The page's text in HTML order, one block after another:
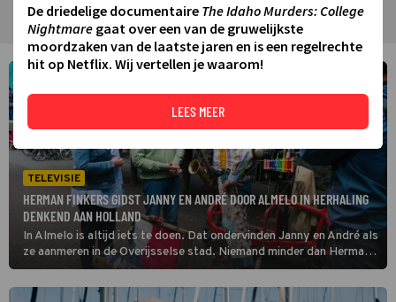
TELEVISIE
HERMAN FINKERS GIDST JANNY EN ANDRÉ DOOR ALMELO IN HERHALING
DENKEND AAN HOLLAND
In Almelo is altijd iets te doen. Dat ondervinden Janny en André als
ze aanmeren in de Overijsselse stad. Niemand minder dan Herman
Finkers, dé ambassadeur van de regio Twente, geeft het duo een
rondleiding in Denkend aan Holland. (HH)
De driedelige documentaire The Idaho Murders: College
Nightmare gaat over een van de gruwelijkste
moordzaken van de laatste jaren en is een regelrechte
hit op Netflix. Wij vertellen je waarom!
LEES MEER